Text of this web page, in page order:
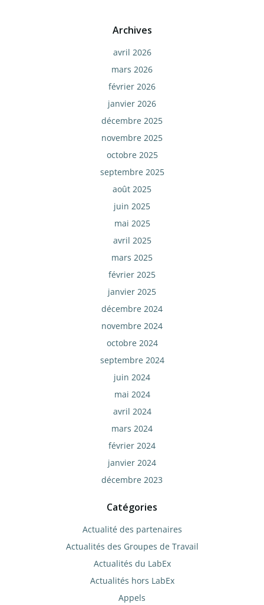
Archives
avril 2026
mars 2026
février 2026
janvier 2026
décembre 2025
novembre 2025
octobre 2025
septembre 2025
août 2025
juin 2025
mai 2025
avril 2025
mars 2025
février 2025
janvier 2025
décembre 2024
novembre 2024
octobre 2024
septembre 2024
juin 2024
mai 2024
avril 2024
mars 2024
février 2024
janvier 2024
décembre 2023
Catégories
Actualité des partenaires
Actualités des Groupes de Travail
Actualités du LabEx
Actualités hors LabEx
Appels